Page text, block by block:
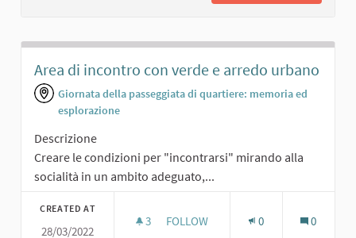
Area di incontro con verde e arredo urbano
Giornata della passeggiata di quartiere: memoria ed
esplorazione
Descrizione
Creare le condizioni per "incontrarsi" mirando alla
socialità in un ambito adeguato,...
CREATED AT
28/03/2022
3 3 FOLLOWERS
FOLLOW 0 0